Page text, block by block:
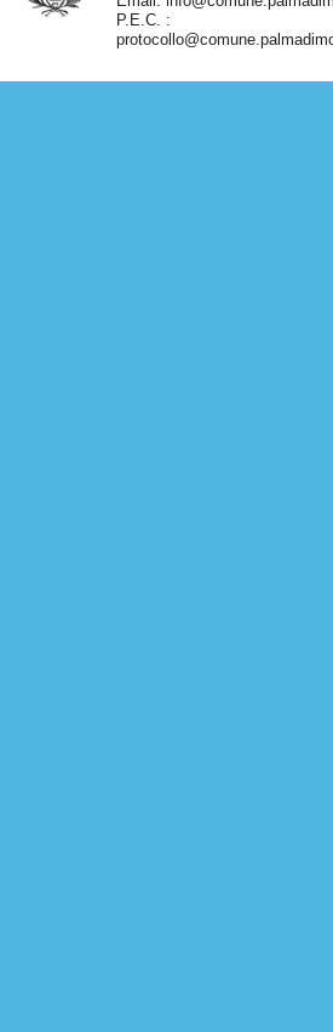
P.E.C. :